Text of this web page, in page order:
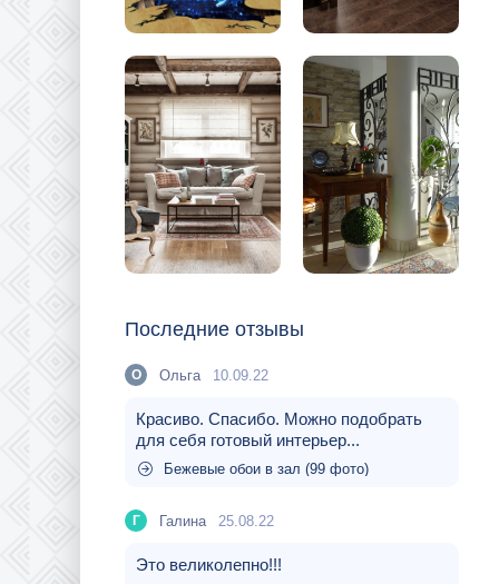
Последние отзывы
О Ольга 10.09.22
Красиво. Спасибо. Можно подобрать
для себя готовый интерьер...
Бежевые обои в зал (99 фото)
Г Галина 25.08.22
Это великолепно!!!